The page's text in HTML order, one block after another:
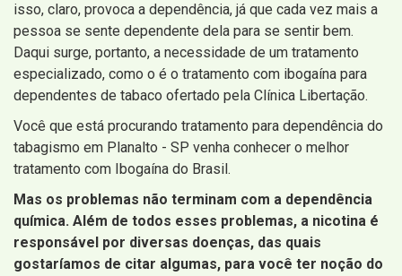
isso, claro, provoca a dependência, já que cada vez mais a
pessoa se sente dependente dela para se sentir bem.
Daqui surge, portanto, a necessidade de um tratamento
especializado, como o é o tratamento com ibogaína para
dependentes de tabaco ofertado pela Clínica Libertação.
Você que está procurando tratamento para dependência do
tabagismo em Planalto - SP venha conhecer o melhor
tratamento com Ibogaína do Brasil.
Mas os problemas não terminam com a dependência
química. Além de todos esses problemas, a nicotina é
responsável por diversas doenças, das quais
gostaríamos de citar algumas, para você ter noção do